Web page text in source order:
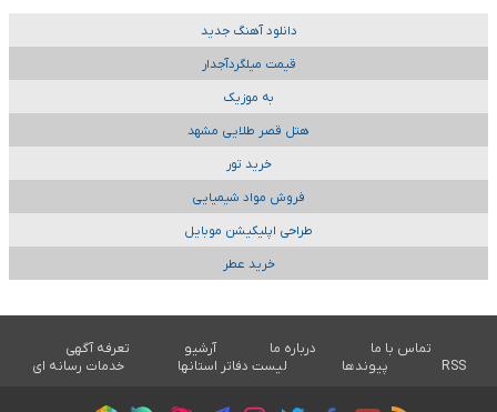
دانلود آهنگ جدید
قیمت میلگردآجدار
به موزیک
هتل قصر طلایی مشهد
خرید تور
فروش مواد شیمیایی
طراحی اپلیکیشن موبایل
خرید عطر
تماس با ما درباره ما آرشیو
تعرفه آگهی
RSS
پیوندها لیست دفاتر استانها خدمات رسانه ای